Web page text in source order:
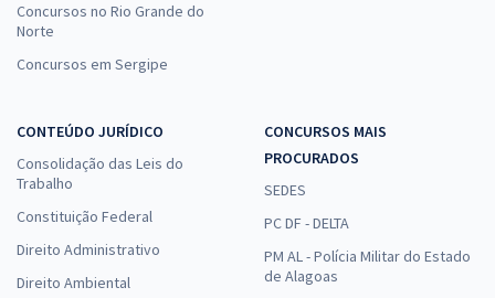
Concursos no Rio Grande do
Norte
Concursos em Sergipe
CONTEÚDO JURÍDICO
Consolidação das Leis do
Trabalho
Constituição Federal
Direito Administrativo
Direito Ambiental
CONCURSOS MAIS
PROCURADOS
SEDES
PC DF - DELTA
PM AL - Polícia Militar do Estado
de Alagoas